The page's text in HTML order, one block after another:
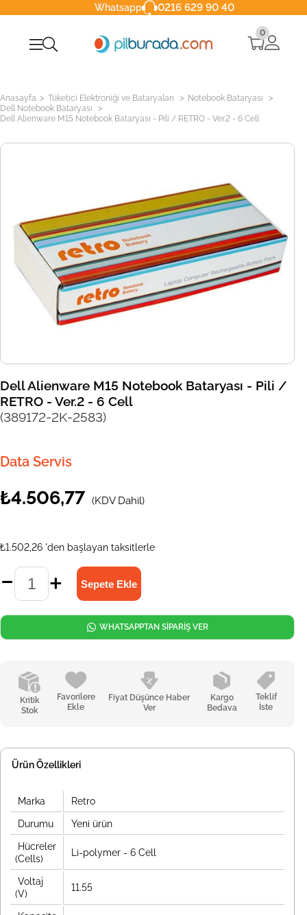
Whatsapp 0216 629 90 40
0
Anasayfa > Tüketici Elektroniği ve Bataryaları > Notebook Bataryası >
Dell Notebook Bataryası >
Dell Alienware M15 Notebook Bataryası - Pili / RETRO - Ver.2 - 6 Cell
Dell Alienware M15 Notebook Bataryası - Pili /
RETRO - Ver.2 - 6 Cell
(389172-2K-2583)
Data Servis
₺4.506,77 (KDV Dahil)
₺1.502,26 'den başlayan taksitlerle
Kritik
Stok
Favorilere
Ekle
Fiyat Düşünce Haber
Ver
Kargo
Bedava
Teklif
İste
WHATSAPPTAN SİPARİŞ VER
Ürün Özellikleri
Marka Retro
Durumu Yeni ürün
Hücreler
(Cells)
Li-polymer - 6 Cell
Voltaj
(V)
11.55